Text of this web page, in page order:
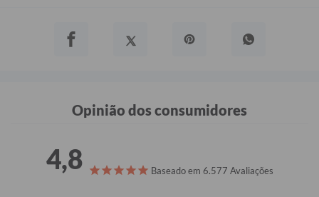
Opinião dos consumidores
4,8 Baseado em 6.577 Avaliações